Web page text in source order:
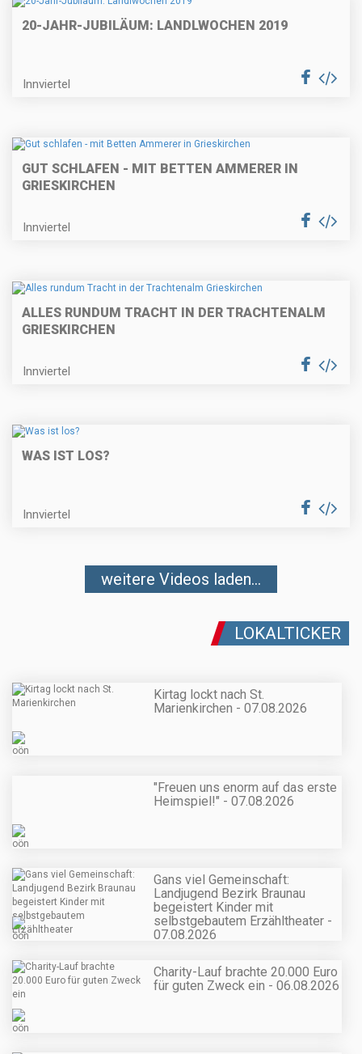
20-JAHR-JUBILÄUM: LANDLWOCHEN 2019
Innviertel
GUT SCHLAFEN - MIT BETTEN AMMERER IN
GRIESKIRCHEN
Innviertel
ALLES RUNDUM TRACHT IN DER TRACHTENALM
GRIESKIRCHEN
Innviertel
WAS IST LOS?
Innviertel
weitere Videos laden...
LOKALTICKER
Kirtag lockt nach St.
Marienkirchen - 07.08.2026
"Freuen uns enorm auf das erste
Heimspiel!" - 07.08.2026
Gans viel Gemeinschaft:
Landjugend Bezirk Braunau
begeistert Kinder mit
selbstgebautem Erzähltheater -
07.08.2026
Charity-Lauf brachte 20.000 Euro
für guten Zweck ein - 06.08.2026